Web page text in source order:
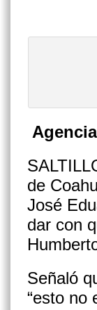
de
José
dar con
Señaló
“esto no